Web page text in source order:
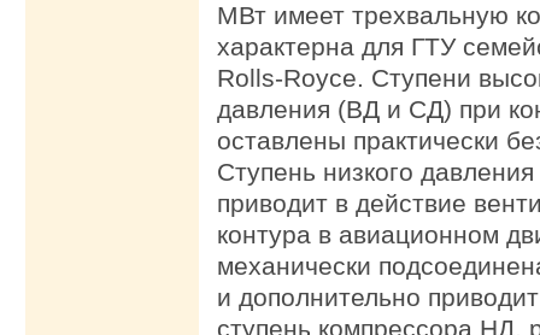
МВт имеет трехвальную
характерна для ГТУ
Rolls-Royce. Ступени
давления (ВД и СД) при
оставлены практически
Ступень низкого
приводит в действие
контура в авиационном
механически
и дополнительно
ступень компрессора